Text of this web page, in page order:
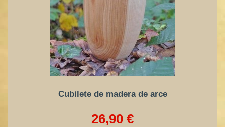
Cubilete de madera de arce
26,90 €